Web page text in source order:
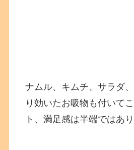
ナムル、キムチ、サラダ
り効いたお吸物も付いて
ト、満足感は半端ではあ